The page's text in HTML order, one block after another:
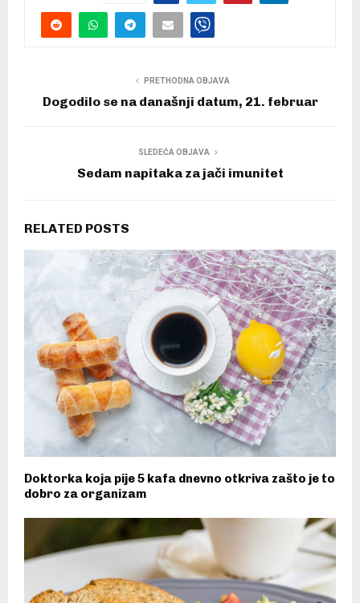
PRETHODNA OBJAVA
Dogodilo se na današnji datum, 21. februar
SLEDEĆA OBJAVA
Sedam napitaka za jači imunitet
RELATED POSTS
Doktorka koja pije 5 kafa dnevno otkriva zašto je to
dobro za organizam